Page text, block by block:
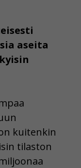
aseita
kuitenkin
tilaston